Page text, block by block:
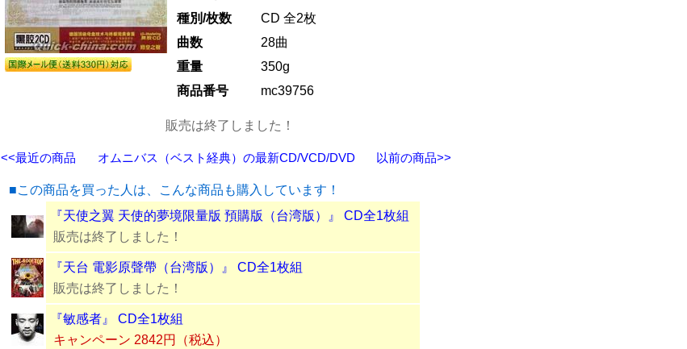
種別/枚数
CD 全2枚
曲数
28曲
重量
350g
商品番号
mc39756
販売は終了しました！
<<最近の商品 以前の商品>>
オムニバス（ベスト経典）の最新CD/VCD/DVD
■この商品を買った人は、こんな商品も購入しています！
『天使之翼 天使的夢境限量版 預購版（台湾版）』 CD全1枚組
販売は終了しました！
『天台 電影原聲帶（台湾版）』 CD全1枚組
販売は終了しました！
『敏感者』 CD全1枚組
キャンペーン 2842円（税込）